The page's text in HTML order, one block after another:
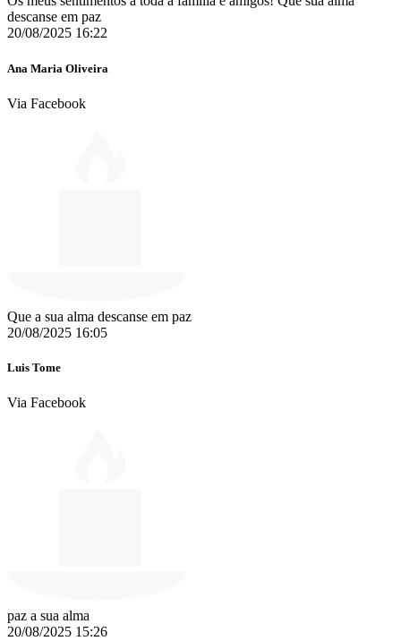
descanse em paz
20/08/2025 16:22
Ana Maria Oliveira
Via Facebook
Que a sua alma descanse em paz
20/08/2025 16:05
Luis Tome
Via Facebook
paz a sua alma
20/08/2025 15:26